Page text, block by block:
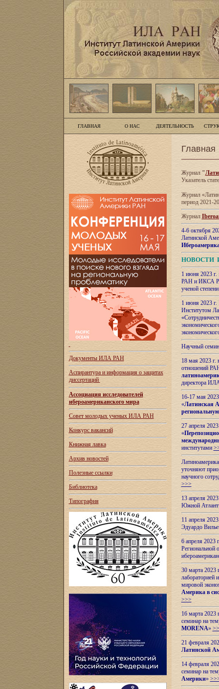
ГЛАВНАЯ О НАС ДЕЯТЕЛЬНОСТЬ
Документы ИЛА РАН
Аспирантура и информация о защитах
диссертаций
Ассоциация исследователей
ибероамериканского мира
Совет молодых ученых ИЛА РАН
Конкурс вакансий
Книжная лавка
Архив новостей
Полезные ссылки
Библиотека
Типография
Главная
Журнал"
Указатель
Журнал
период 2021-
Журнал
4-6 октября
Латинской
НОВОСТИ
1 июня 2023
РАН и ИКСА
ученой
1 июня 2023
Институтом
Научный
18 мая 2023
отношений
директора
16-17 мая
«Латинская
27 апреля
«
институтами
уточняют
научного
>>>
13 апреля
Южной
11 апреля
Эдуардо
6 апреля
Региональной
30 марта 2023
лабораторией
мировой
Америка в
>>>
16 марта 2023
семинар на
MORENA»
21 февраля
Латинской
14 февраля
семинар на
Америки»